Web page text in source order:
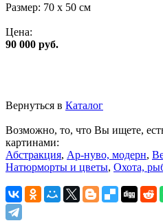
Размер: 70 x 50 см
Цена:
90 000 руб.
Вернуться в Каталог
Возможно, то, что Вы ищете,
картинами:
Абстракция, Ар-нуво, модерн,
Натюрморты и цветы, Охота,